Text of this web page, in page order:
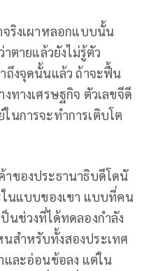
จริงเผาหลอกแบบนั้น
ตายแล้วยังไม่รู้ตัว
ถึงจุดนั้นแล้ว ถ้าจะฟื้น
ทางเศรษฐกิจ ตัวเลขจีดี
นการจะทำการเติบโต
ของประธานาธิบดีโดนั
นแบบของเขา แบบที่คน
นช่วงที่ได้ทดลองกำลัง
สำหรับทั้งสองประเทศ
และอ่อนข้อลง แต่ใน